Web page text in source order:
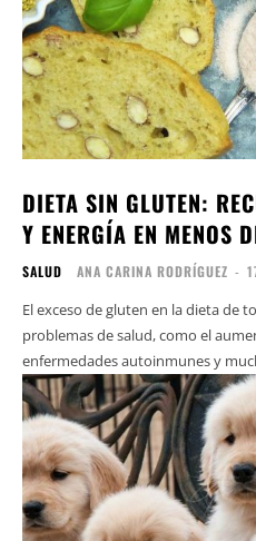
DIETA SIN GLUTEN:
Y ENERGÍA EN MENOS
SALUD ANA CARINA RODRÍGUEZ -
El exceso de gluten en la dieta de
problemas de salud, como el
enfermedades autoinmunes y